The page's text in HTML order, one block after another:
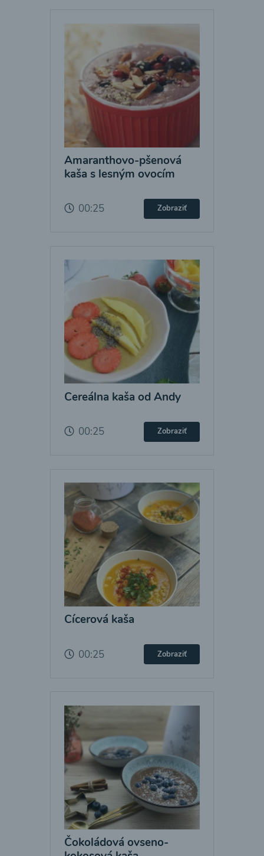
Amaranthovo-pšenová
kaša s lesným ovocím
00:25 Zobraziť
Cereálna kaša od Andy
00:25 Zobraziť
Cícerová kaša
00:25 Zobraziť
Čokoládová ovseno-